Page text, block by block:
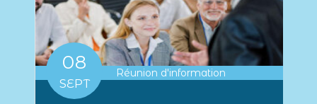
08
SEPT
Réunion d'information